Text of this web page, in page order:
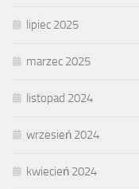
lipiec 2025
marzec 2025
listopad 2024
wrzesień 2024
kwiecień 2024